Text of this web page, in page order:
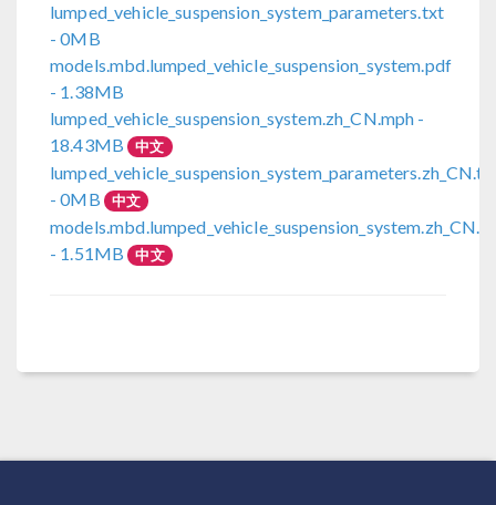
lumped_vehicle_suspension_system_parameters.txt
- 0MB
models.mbd.lumped_vehicle_suspension_system.pdf
- 1.38MB
lumped_vehicle_suspension_system.zh_CN.mph -
18.43MB 中文
- 0MB
中文
- 1.51MB 中文